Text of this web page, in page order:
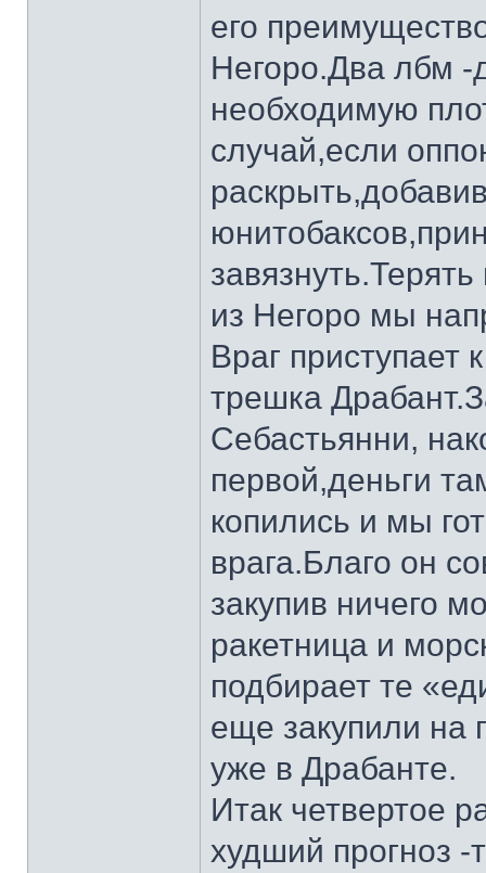
его
Негоро.Два лбм -
необходимую
случай,если
из Негоро мы
Враг приступает
трешка
Себастьянни,
первой,деньги
копились и мы
врага.Благо он
закупив ничего
ракетница и
подбирает те
еще закупили на
уже в Драбанте.
Итак четвертое
худший прогноз -